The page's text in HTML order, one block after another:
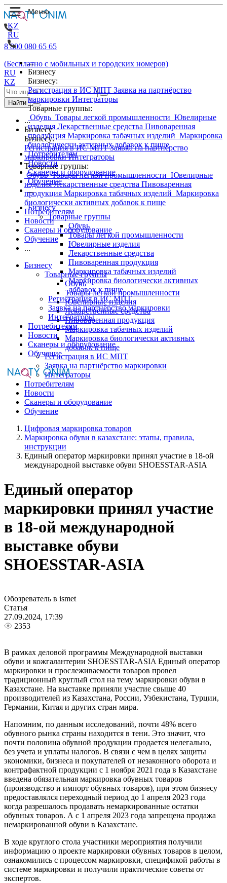
KZ
RU
...
Бизнесу
Бизнесу:
Регистрация в ИС МПТ Заявка на партнёрство
маркировкиИнтеграторы
Товарные группы:
Обувь Товары легкой промышленности Ювелирные
изделия Лекарственные средства Пивоваренная
продукция Маркировка табачных изделий Маркировка
биологически активных добавок к пище
Потребителям
Новости
Сканеры и оборудование
Обучение
...
Бизнесу
Товарные группы
Обувь
Товары легкой промышленности
Ювелирные изделия
Лекарственные средства
Пивоваренная продукция
Маркировка табачных изделий
Маркировка биологически активных
добавок к пище
Регистрация в ИС МПТ
Заявка на партнёрство маркировки
Интеграторы
Потребителям
Новости
Сканеры и оборудование
Обучение
8 800 080 65 65
(Бесплатно с мобильных и городских номеров)
RU
KZ
Найти
...
Бизнесу
Бизнесу:
Регистрация в ИС МПТЗаявка на партнёрство
маркировкиИнтеграторы
Товарные группы:
ОбувьТовары легкой промышленности Ювелирные
изделияЛекарственные средства Пивоваренная
продукция Маркировка табачных изделий Маркировка
биологически активных добавок к пище
Потребителям
Новости
Сканеры и оборудование
Обучение
...
Бизнесу
Товарные группы
Обувь
Товары легкой промышленности
Ювелирные изделия
Лекарственные средства
Пивоваренная продукция
Маркировка табачных изделий
Маркировка биологически активных
добавок к пище
Регистрация в ИС МПТ
Заявка на партнёрство маркировки
Интеграторы
Потребителям
Новости
Сканеры и оборудование
Обучение
Цифровая маркировка товаров
Маркировка обуви в казахстане: этапы, правила,
инструкции
Единый оператор маркировки принял участие в 18-ой
международной выставке обуви SHOESSTAR-ASIA
Единый оператор
маркировки принял участие
в 18-ой международной
выставке обуви
SHOESSTAR-ASIA
Обозреватель в ismet
Статья
27.09.2024, 17:39
2353
В рамках деловой программы Международной выставки
обуви и кожгалантерии SHOESSTAR-ASIA Единый оператор
маркировки и прослеживаемости товаров провел
традиционный круглый стол на тему маркировки обуви в
Казахстане. На выставке приняли участие свыше 40
производителей из Казахстана, России, Узбекистана, Турции,
Германии, Китая и других стран мира.
Напомним, по данным исследований, почти 48% всего
обувного рынка страны находится в тени. Это значит, что
почти половина обувной продукции продается нелегально,
без учета и уплаты налогов​. В связи с чем в целях защиты
экономики, бизнеса и покупателей от незаконного оборота и
контрафактной продукции с 1 ноября 2021 года в Казахстане
введена обязательная маркировка обувных товаров
(производство и импорт обувных товаров), при этом бизнесу
предоставлялся переходный период до 1 апреля 2023 года
когда разрешалось продавать немаркированные остатки
обувных товаров. А с 1 апреля 2023 года запрещена продажа
немаркированной обуви в Казахстане.
В ходе круглого стола участники мероприятия получили
информацию о проекте маркировки обувных товаров в целом,
ознакомились с процессом маркировки, спецификой работы в
системе маркировки и получили практические советы от
экспертов.